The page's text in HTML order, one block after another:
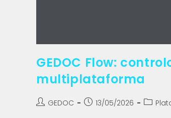
GEDOC Flow:
multiplataforma
GEDOC 13/05/2026